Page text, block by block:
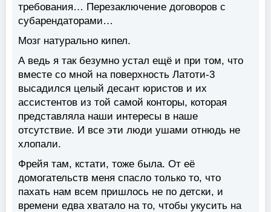
требования… Перезаключение договоров с
субарендаторами…
Мозг натурально кипел.
А ведь я так безумно устал ещё и при том, что
вместе со мной на поверхность Латоти-3
высадился целый десант юристов и их
ассистентов из той самой конторы, которая
представляла наши интересы в наше
отсутствие. И все эти люди ушами отнюдь не
хлопали.
Фрейя там, кстати, тоже была. От её
домогательств меня спасло только то, что
пахать нам всем пришлось не по детски, и
времени едва хватало на то, чтобы укусить на